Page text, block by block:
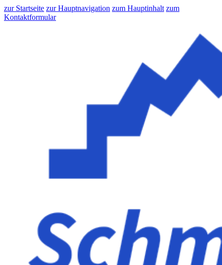
zur Startseite zur Hauptnavigation zum Hauptinhalt zum
Kontaktformular